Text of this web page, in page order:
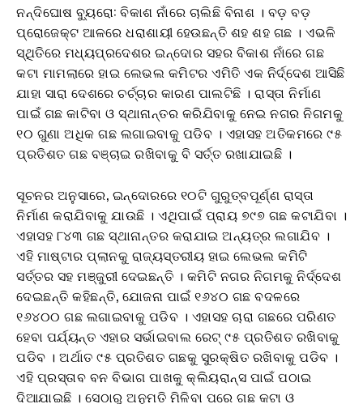
ନନ୍ଦିଘୋଷ ବ୍ୟୁରୋ: ବିକାଶ ନାଁରେ ଚାଲିଛି ବିନାଶ । ବଡ଼ ବଡ଼
ପ୍ରୋଜେକ୍ଟ ଆଳରେ ଧରାଶାୟୀ ହେଉଛନ୍ତି ଶହ ଶହ ଗଛ । ଏଭଳି
ସ୍ଥିତିରେ ମଧ୍ୟପ୍ରଦେଶର ଇନ୍ଦୋର ସହର ବିକାଶ ନାଁରେ ଗଛ
କଟା ମାମଲାରେ ହାଇ ଲେଭଲ କମିଟର ଏମିତି ଏକ ନିର୍ଦ୍ଦେଶ ଆସିଛି
ଯାହା ସାରା ଦେଶରେ ଚର୍ଚ୍ଚାର କାରଣ ପାଲଟିଛି । ରାସ୍ତା ନିର୍ମାଣ
ପାଇଁ ଗଛ କାଟିବା ଓ ସ୍ଥାନାନ୍ତର କରିଯିବାକୁ ନେଇ ନଗର ନିଗମକୁ
୧୦ ଗୁଣା ଅଧିକ ଗଛ ଲଗାଇବାକୁ ପଡିବ । ଏହାସହ ଅତିକମରେ ୯୫
ପ୍ରତିଶତ ଗଛ ବଞ୍ଚାଇ ରଖିବାକୁ ବି ସର୍ତ୍ତ ରଖାଯାଇଛି ।
ସୂଚନର ଅନୁସାରେ, ଇନ୍ଦୋରରେ ୧୦ଟି ଗୁରୁତ୍ବପୂର୍ଣ୍ଣ ରାସ୍ତା
ନିର୍ମାଣ କରାଯିବାକୁ ଯାଉଛି । ଏଥିପାଇଁ ପ୍ରାୟ ୭୯୭ ଗଛ କଟାଯିବା ।
ଏହାସହ ୮୪୩ ଗଛ ସ୍ଥାନାନ୍ତର କରାଯାଇ ଅନ୍ୟତ୍ର ଲଗାଯିବ ।
ଏହି ମାଷ୍ଟାର ପ୍ଲାନକୁ ରାଜ୍ୟସ୍ତରୀୟ ହାଇ ଲେଭଲ କମିଟି
ସର୍ତ୍ତର ସହ ମଞ୍ଜୁରୀ ଦେଇଛନ୍ତି । କମିଟି ନଗର ନିଗମକୁ ନିର୍ଦ୍ଦେଶ
ଦେଇଛନ୍ତି କହିଛନ୍ତି, ଯୋଜନା ପାଇଁ ୧୬୪୦ ଗଛ ବଦଳରେ
୧୬୪୦୦ ଗଛ ଲଗାଇବାକୁ ପଡିବ । ଏହାସହ ଚାରା ଗଛରେ ପରିଣତ
ହେବା ପର୍ଯ୍ୟନ୍ତ ଏହାର ସର୍ଭାଇବାଲ ରେଟ୍ ୯୫ ପ୍ରତିଶତ ରଖିବାକୁ
ପଡିବ । ଅର୍ଥାତ ୯୫ ପ୍ରତିଶତ ଗଛକୁ ସୁରକ୍ଷିତ ରଖିବାକୁ ପଡିବ ।
ଏହି ପ୍ରସ୍ତାବ ବନ ବିଭାଗ ପାଖକୁ କ୍ଲିୟରାନ୍ସ ପାଇଁ ପଠାଇ
ଦିଆଯାଇଛି । ସେଠାରୁ ଅନୁମତି ମିଳିବା ପରେ ଗଛ କଟା ଓ